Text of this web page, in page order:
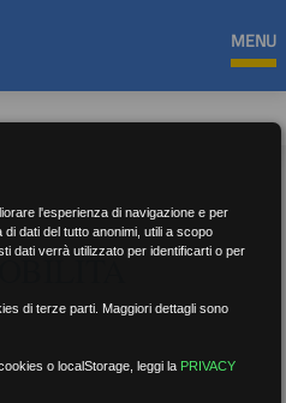
MENU
l'esperienza di navigazione e per
dati del tutto anonimi, utili a scopo
dati verrà utilizzato per identificarti o per
di terze parti. Maggiori dettagli sono
o localStorage, leggi la PRIVACY